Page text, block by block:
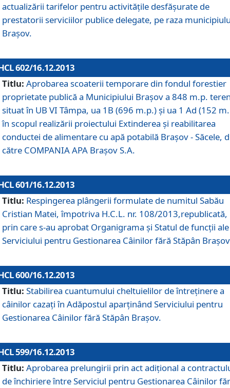
actualizării tarifelor pentru activităţile desfăşurate de
prestatorii serviciilor publice delegate, pe raza
Braşov.
602/16.12.2013
Titlu: Aprobarea scoaterii temporare din fondul forestier
proprietate publică a Municipiului Braşov a 848 m.p.
situat în UB VI Tâmpa, ua 1B (696 m.p.) şi ua 1 Ad (152
în scopul realizării proiectului Extinderea şi reabilitarea
conductei de alimentare cu apă potabilă Braşov - Săcele,
către COMPANIA APA Braşov S.A.
601/16.12.2013
Titlu: Respingerea plângerii formulate de numitul Sabău
Cristian Matei, împotriva H.C.L. nr. 108/2013,republicată,
prin care s-au aprobat Organigrama şi Statul de funcţii ale
Serviciului pentru Gestionarea Câinilor fără Stăpân
600/16.12.2013
Titlu: Stabilirea cuantumului cheltuielilor de întreţinere a
câinilor cazaţi în Adăpostul aparţinând Serviciului pentru
Gestionarea Câinilor fără Stăpân Braşov.
599/16.12.2013
Titlu: Aprobarea prelungirii prin act adiţional a
de închiriere între Serviciul pentru Gestionarea Câinilor